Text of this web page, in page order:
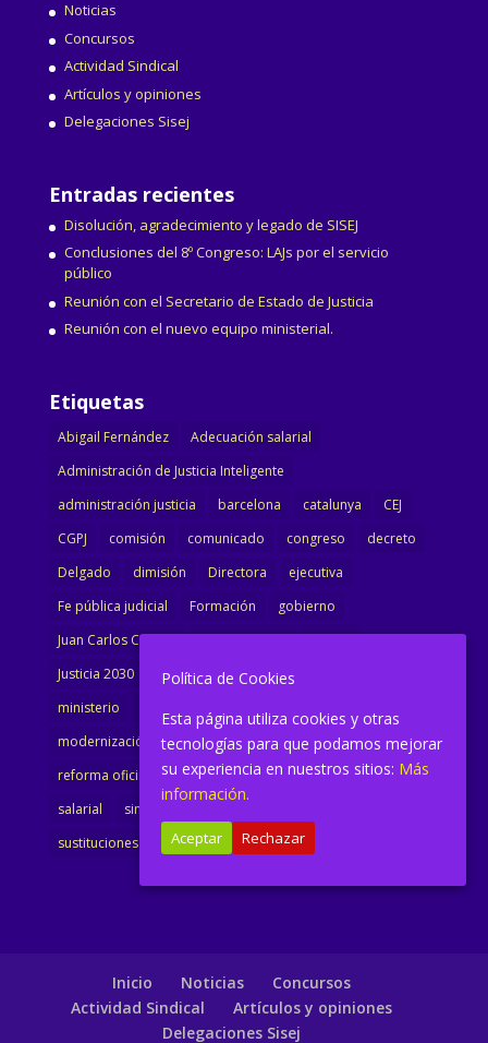
Noticias
Concursos
Actividad Sindical
Artículos y opiniones
Delegaciones Sisej
Entradas recientes
Disolución, agradecimiento y legado de SISEJ
Conclusiones del 8º Congreso: LAJs por el servicio
público
Reunión con el Secretario de Estado de Justicia
Reunión con el nuevo equipo ministerial.
Etiquetas
Abigail Fernández
Adecuación salarial
Administración de Justicia Inteligente
administración justicia
barcelona catalunya
CEJ
CGPJ
comisión comunicado congreso
decreto
Delgado
dimisión Directora
ejecutiva
Fe pública judicial
Formación
gobierno
Juan Carlos Campo
Jurisprudencia
justicia
Justicia 2030
LAJ letrados
Marta Urbano
ministerio
modernización
noticias Portavoz
reforma
reforma oficina
renovación retribuciones
reunión
salarial
sindicalismo
sustituciones
Textualización Transcripciones
Inicio Noticias
Concursos
Actividad Sindical
Artículos y opiniones
Delegaciones Sisej
Política de Cookies
Esta página utiliza cookies y otras
tecnologías para que podamos mejorar
su experiencia en nuestros sitios: Más
información.
Aceptar Rechazar